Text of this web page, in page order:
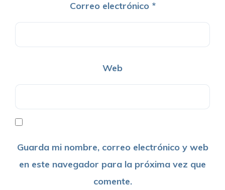
Correo electrónico *
Web
Guarda mi nombre, correo electrónico y web
en este navegador para la próxima vez que
comente.